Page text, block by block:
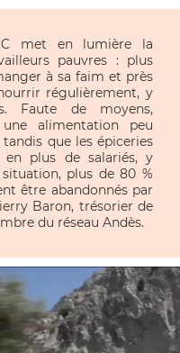
met en lumière la
pauvres : plus
à sa faim et près
régulièrement, y
Faute de moyens,
alimentation peu
que les épiceries
en plus de salariés, y
plus de 80 %
être abandonnés par
Baron, trésorier de
du réseau Andès.